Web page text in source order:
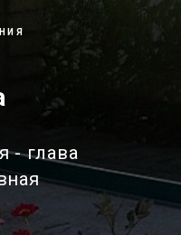
- глава